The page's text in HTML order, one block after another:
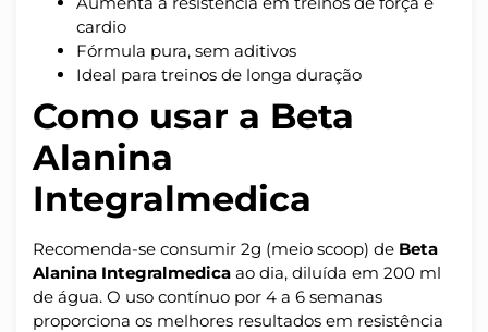
cardio
Fórmula pura, sem aditivos
Ideal para treinos de longa duração
Como usar a Beta
Alanina
Integralmedica
Recomenda-se consumir 2g (meio scoop) de Beta
Alanina Integralmedica ao dia, diluída em 200 ml
de água. O uso contínuo por 4 a 6 semanas
proporciona os melhores resultados em resistência